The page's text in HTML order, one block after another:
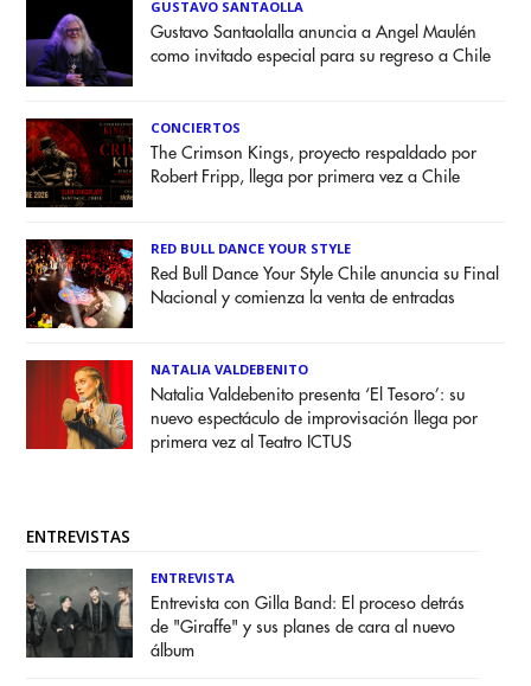
GUSTAVO SANTAOLLA
Gustavo Santaolalla anuncia a Angel Maulén
como invitado especial para su regreso a Chile
CONCIERTOS
The Crimson Kings, proyecto respaldado por
Robert Fripp, llega por primera vez a Chile
RED BULL DANCE YOUR STYLE
Red Bull Dance Your Style Chile anuncia su Final
Nacional y comienza la venta de entradas
NATALIA VALDEBENITO
Natalia Valdebenito presenta ‘El Tesoro’: su
nuevo espectáculo de improvisación llega por
primera vez al Teatro ICTUS
ENTREVISTAS
ENTREVISTA
Entrevista con Gilla Band: El proceso detrás
de "Giraffe" y sus planes de cara al nuevo
álbum